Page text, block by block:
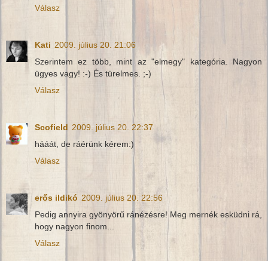
Válasz
Kati 2009. július 20. 21:06
Szerintem ez több, mint az "elmegy" kategória. Nagyon
ügyes vagy! :-) És türelmes. ;-)
Válasz
Scofield 2009. július 20. 22:37
hááát, de ráérünk kérem:)
Válasz
erős ildikó 2009. július 20. 22:56
Pedig annyira gyönyörű ránézésre! Meg mernék esküdni rá,
hogy nagyon finom...
Válasz